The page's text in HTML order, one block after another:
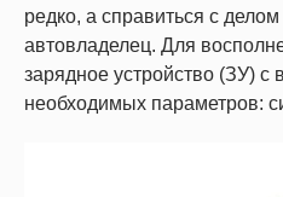
редко, а справиться с
автовладелец. Для
зарядное устройство (ЗУ) с
необходимых параметров: